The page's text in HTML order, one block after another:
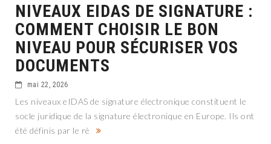
NIVEAUX EIDAS DE SIGNATURE :
COMMENT CHOISIR LE BON
NIVEAU POUR SÉCURISER VOS
DOCUMENTS
mai 22, 2026
Les niveaux eIDAS de signature électronique constituent le
socle juridique de la signature électronique en Europe. Ils ont
été définis par le rè